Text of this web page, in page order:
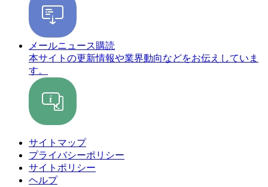
メールニュース購読
本サイトの更新情報や業界動向などをお伝えしていま
す。
サイトマップ
プライバシーポリシー
サイトポリシー
ヘルプ